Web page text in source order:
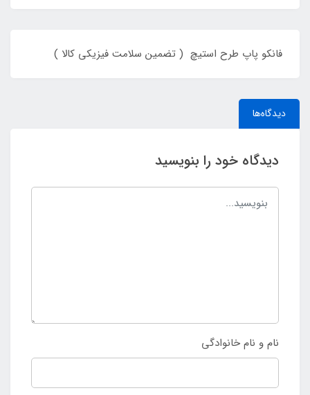
فانکو پاپ طرح استیچ ( تضمین سلامت فیزیکی کالا )
دیدگاه‌ها
دیدگاه خود را بنویسید
نام و نام خانوادگی